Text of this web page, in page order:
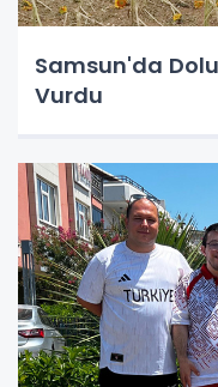
Samsun'da
Vurdu